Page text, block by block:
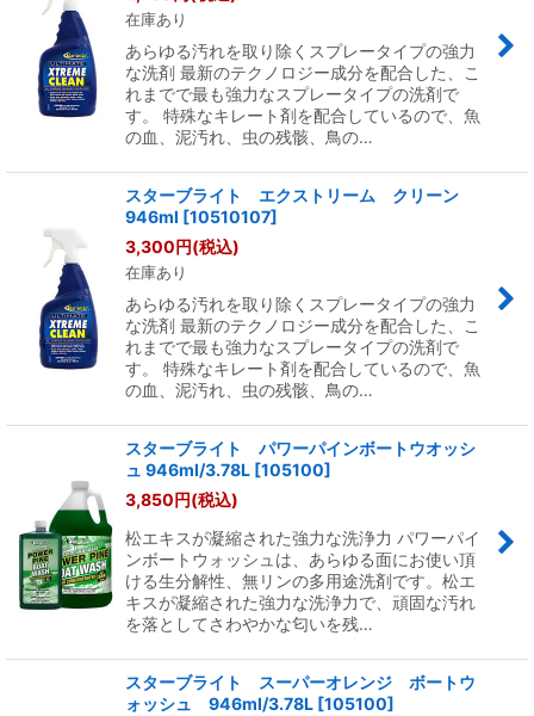
在庫あり
あらゆる汚れを取り除くスプレータイプの強力
な洗剤 最新のテクノロジー成分を配合した、こ
れまでで最も強力なスプレータイプの洗剤で
す。 特殊なキレート剤を配合しているので、魚
の血、泥汚れ、虫の残骸、鳥の…
スターブライト エクストリーム クリーン
946ml [10510107]
3,300円(税込)
在庫あり
あらゆる汚れを取り除くスプレータイプの強力
な洗剤 最新のテクノロジー成分を配合した、こ
れまでで最も強力なスプレータイプの洗剤で
す。 特殊なキレート剤を配合しているので、魚
の血、泥汚れ、虫の残骸、鳥の…
スターブライト パワーパインボートウオッシ
ュ 946ml/3.78L [105100]
3,850円(税込)
松エキスが凝縮された強力な洗浄力 パワーパイ
ンボートウォッシュは、あらゆる面にお使い頂
ける生分解性、無リンの多用途洗剤です。松エ
キスが凝縮された強力な洗浄力で、頑固な汚れ
を落としてさわやかな匂いを残…
スターブライト スーパーオレンジ ボートウ
ォッシュ 946ml/3.78L [105100]